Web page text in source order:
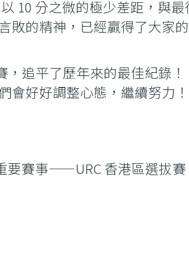
10 分之微的極少差距，與
的精神，已經贏得了大家的
追平了歷年來的最佳紀錄
會好好調整心態，繼續努力！
要賽事——URC 香港區選拔